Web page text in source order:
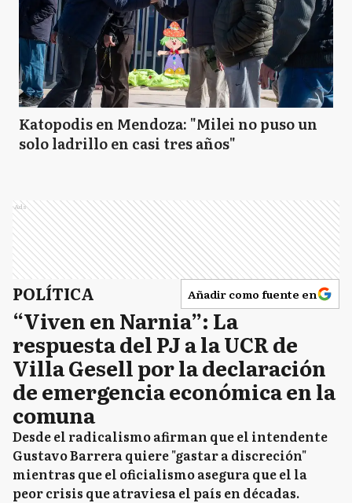
Katopodis en Mendoza: "Milei no puso un
solo ladrillo en casi tres años"
Ads
POLÍTICA Añadir como fuente en
“Viven en Narnia”: La
respuesta del PJ a la UCR de
Villa Gesell por la declaración
de emergencia económica en la
comuna
Desde el radicalismo afirman que el intendente
Gustavo Barrera quiere "gastar a discreción"
mientras que el oficialismo asegura que el la
peor crisis que atraviesa el país en décadas.